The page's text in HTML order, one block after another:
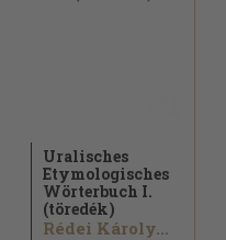
Uralisches
Etymologisches
Wörterbuch I.
(töredék)
Rédei Károly...